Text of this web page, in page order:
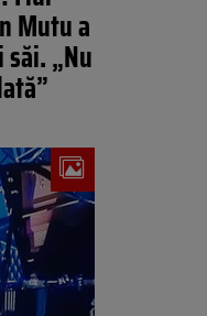
Mutu a
„Nu